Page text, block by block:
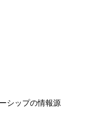
シップの情報源